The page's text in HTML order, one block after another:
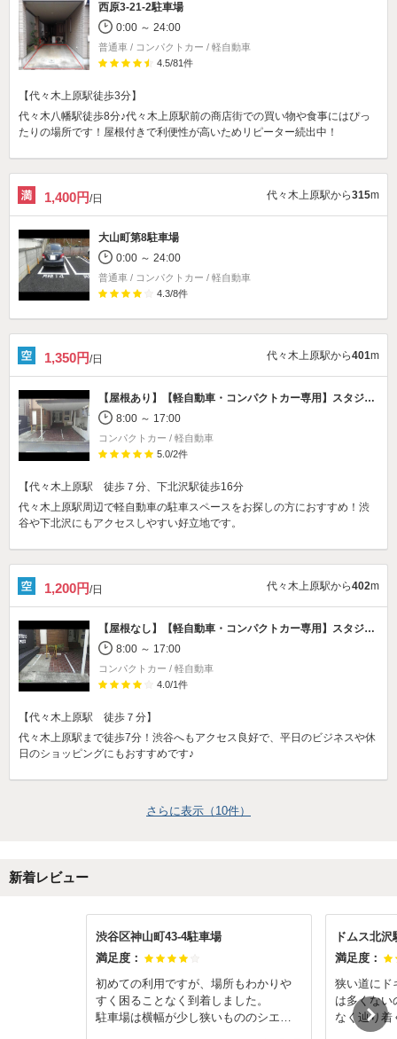
西原3-21-2駐車場
0:00 ～ 24:00
普通車 / コンパクトカー / 軽自動車
4.5/81件
【代々木上原駅徒歩3分】
代々木八幡駅徒歩8分♪代々木上原駅前の商店街での買い物や食事にはぴっ
たりの場所です！屋根付きで利便性が高いためリピーター続出中！
1,400円/日 代々木上原駅から315m
大山町第8駐車場
0:00 ～ 24:00
普通車 / コンパクトカー / 軽自動車
4.3/8件
1,350円/日 代々木上原駅から401m
【屋根あり】【軽自動車・コンパクトカー専用】 スタジオポスト 代々木上原店駐車場
8:00 ～ 17:00
コンパクトカー / 軽自動車
5.0/2件
【代々木上原駅 徒歩７分、下北沢駅徒歩16分
代々木上原駅周辺で軽自動車の駐車スペースをお探しの方におすすめ！渋
谷や下北沢にもアクセスしやすい好立地です。
1,200円/日 代々木上原駅から402m
【屋根なし】【軽自動車・コンパクトカー専用】 スタジオポスト 代々木上原店駐車場
8:00 ～ 17:00
コンパクトカー / 軽自動車
4.0/1件
【代々木上原駅 徒歩７分】
代々木上原駅まで徒歩7分！渋谷へもアクセス良好で、平日のビジネスや休
日のショッピングにもおすすめです♪
さらに表示（ 10件）
新着レビュー
渋谷区神山町43-4駐車場
満足度：
初めての利用ですが、場所もわかりや
すく困ることなく到着しました。
駐車場は横幅が少し狭いもののシエン
ドムス北沢
満足度：
狭い道にド
は多くない
なく辿り着
あらかじ